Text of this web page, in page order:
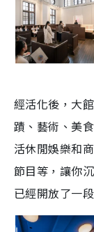
經活化後，大
蹟、藝術、美
活休閒娛樂和
節目等，讓你
已經開放了一